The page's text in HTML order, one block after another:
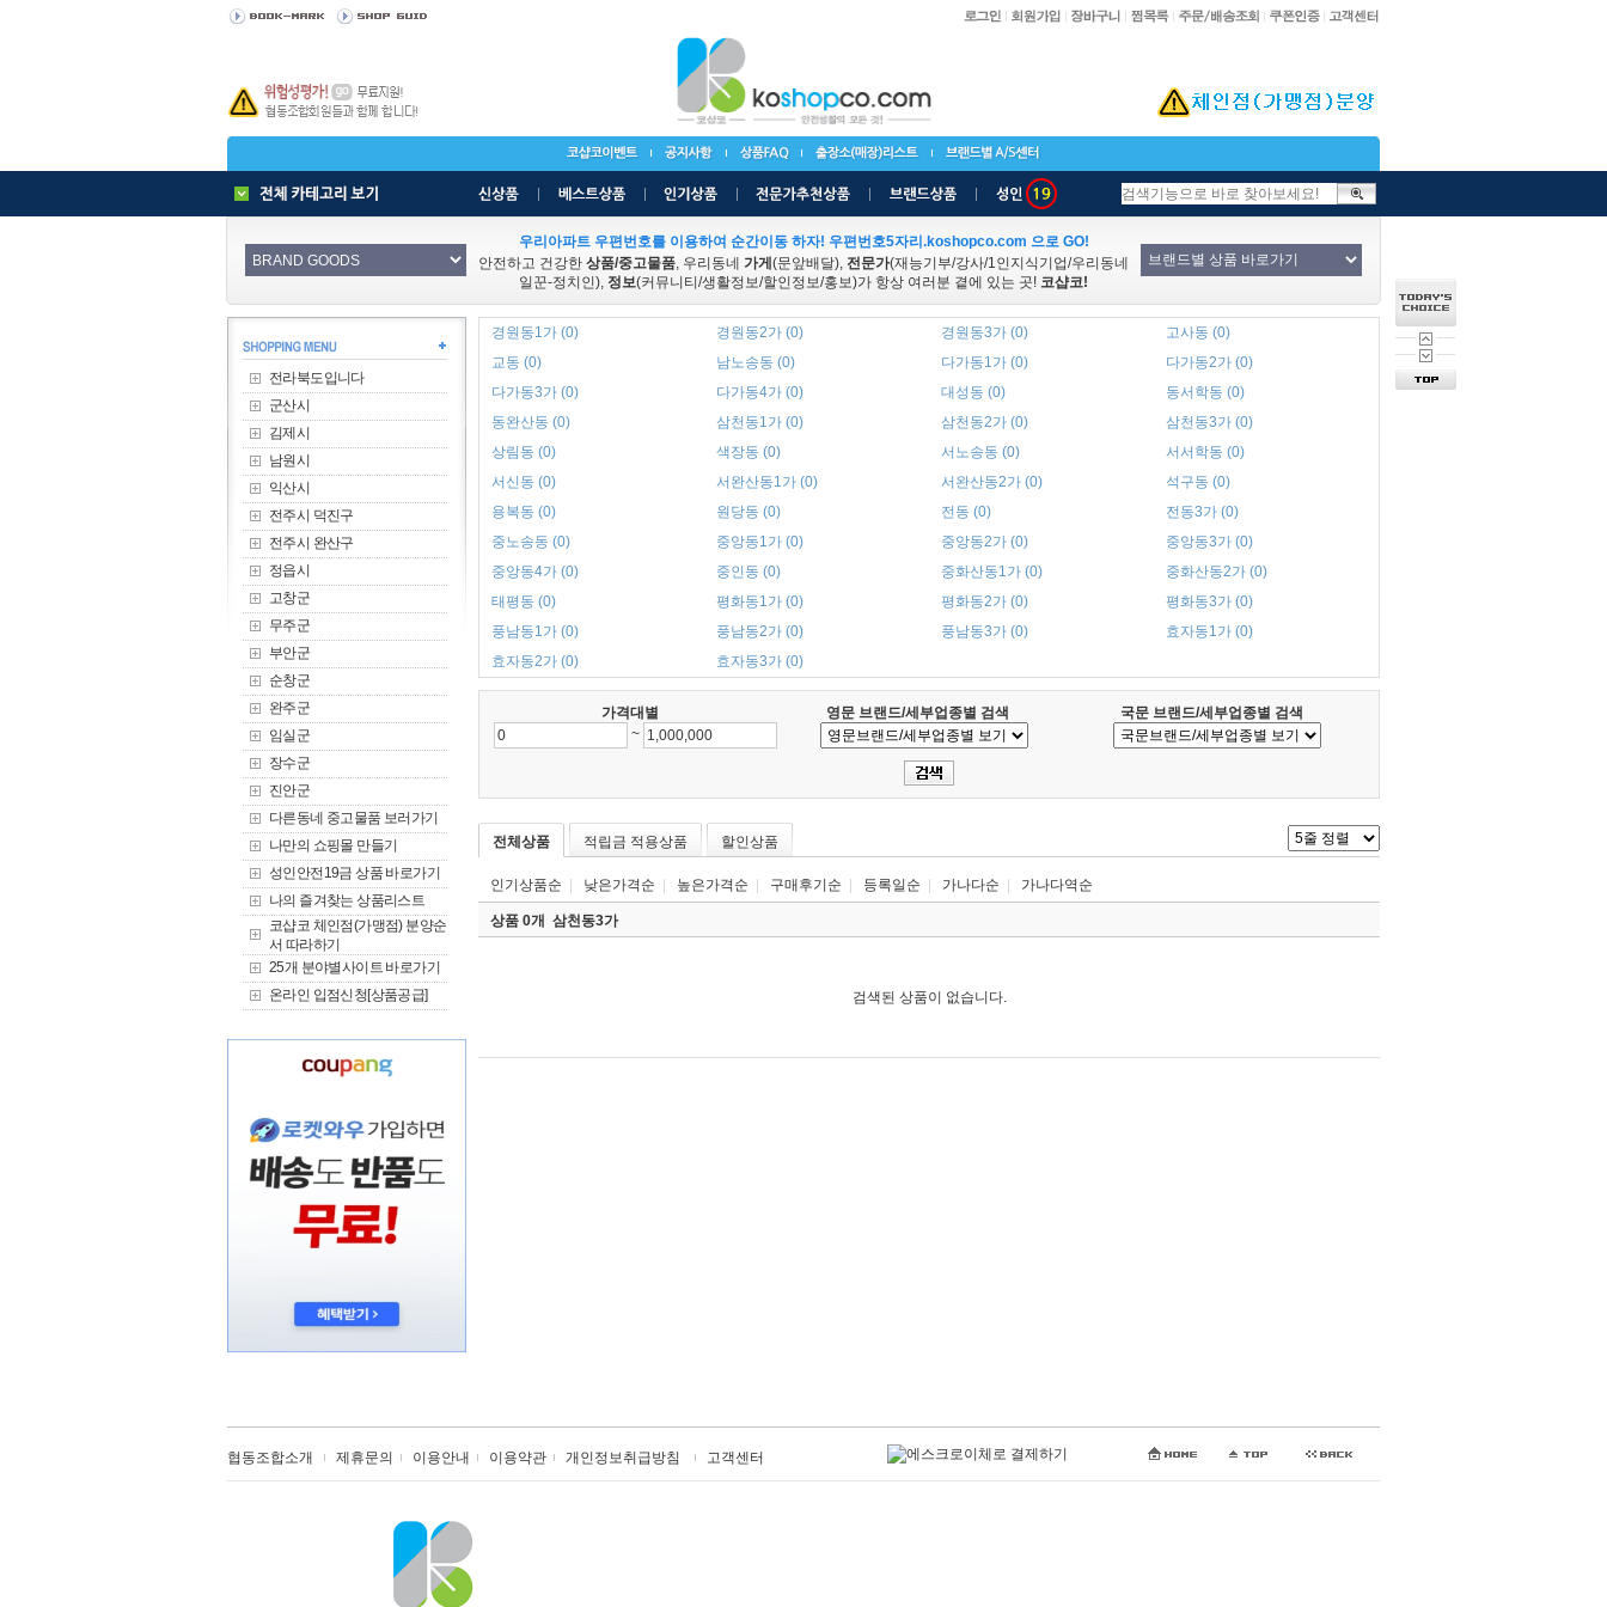
우리아파트 우편번호를 이용하여 순간이동 하자! 우편번호5자리.koshopco.com 으로 GO!
안전하고 건강한 상품/중고물품, 우리동네 가게 (문앞배달), 전문가(재능기부/강사/1인지식기업/우리동네
일꾼-정치인), 정보(커뮤니티/생활정보/할인정보/홍보)가 항상 여러분 곁에 있는 곳! 코샵코!
전라북도입니다
군산시
김제시
남원시
익산시
전주시 덕진구
전주시 완산구
정읍시
고창군
무주군
부안군
순창군
완주군
임실군
장수군
진안군
다른동네 중고물품 보러가기
나만의 쇼핑몰 만들기
성인안전19금 상품 바로가기
나의 즐겨찾는 상품리스트
코샵코 체인점(가맹점) 분양순
서 따라하기
25개 분야별사이트 바로가기
온라인 입점신청[상품공급]
경원동1가 (0) 경원동2가 (0) 경원동3가 (0)
고사동 (0)
교동 (0)
남노송동 (0) 다가동1가 (0)
다가동2가 (0)
다가동3가 (0)
다가동4가 (0) 대성동 (0)
동서학동 (0)
동완산동 (0)
삼천동1가 (0) 삼천동2가 (0)
삼천동3가 (0)
상림동 (0)
색장동 (0) 서노송동 (0)
서서학동 (0)
서신동 (0)
서완산동1가 (0) 서완산동2가 (0)
석구동 (0)
용복동 (0)
원당동 (0) 전동 (0)
전동3가 (0)
중노송동 (0)
중앙동1가 (0) 중앙동2가 (0)
중앙동3가 (0)
중앙동4가 (0)
중인동 (0) 중화산동1가 (0)
중화산동2가 (0)
태평동 (0)
평화동1가 (0) 평화동2가 (0)
평화동3가 (0)
풍남동1가 (0)
풍남동2가 (0) 풍남동3가 (0)
효자동1가 (0)
효자동2가 (0)
효자동3가 (0)
가격대별 영문 브랜드/세부업종별 검색
국문 브랜드/세부업종별 검색
~
전체상품 적립금 적용상품 할인상품
인기상품순 낮은가격순 높은가격순 구매후기순 등록일순 가나다순 가나다역순
상품 0개 삼천동3가
검색된 상품이 없습니다.
협동조합소개 제휴문의 이용안내 이용약관 개인정보취급방침 고객센터